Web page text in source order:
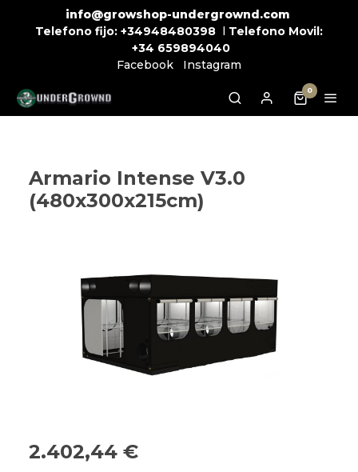
info@growshop-undergrownd.com
Telefono fijo: +34948480398 l Telefono Movil:
+34 659894040
Facebook
Instagram
0
Armario Intense V3.0
(480x300x215cm)
2.402,44 €